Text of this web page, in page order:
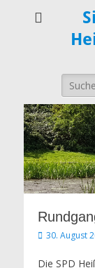
Suche
nach:
Veröffentlicht
30. August
Die SPD